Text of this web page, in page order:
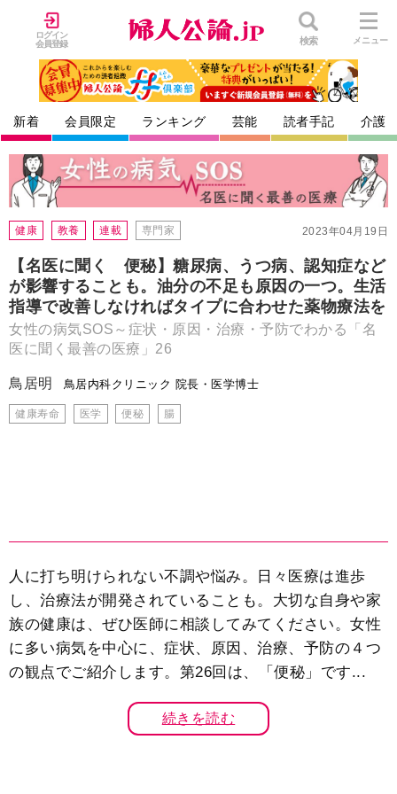
ログイン
会員登録
検索 メニュー
新着 会員限定 ランキング 芸能 読者手記 介護
2023年04月19日
健康 教養 連載 専門家
【名医に聞く 便秘】糖尿病、うつ病、認知症など
が影響することも。油分の不足も原因の一つ。生活
指導で改善しなければタイプに合わせた薬物療法を
女性の病気SOS～症状・原因・治療・予防でわかる「名
医に聞く最善の医療」26
鳥居明 鳥居内科クリニック 院長・医学博士
健康寿命 医学 便秘 腸
人に打ち明けられない不調や悩み。日々医療は進歩
し、治療法が開発されていることも。大切な自身や家
族の健康は、ぜひ医師に相談してみてください。女性
に多い病気を中心に、症状、原因、治療、予防の４つ
の観点でご紹介します。第26回は、「便秘」です...
続きを読む